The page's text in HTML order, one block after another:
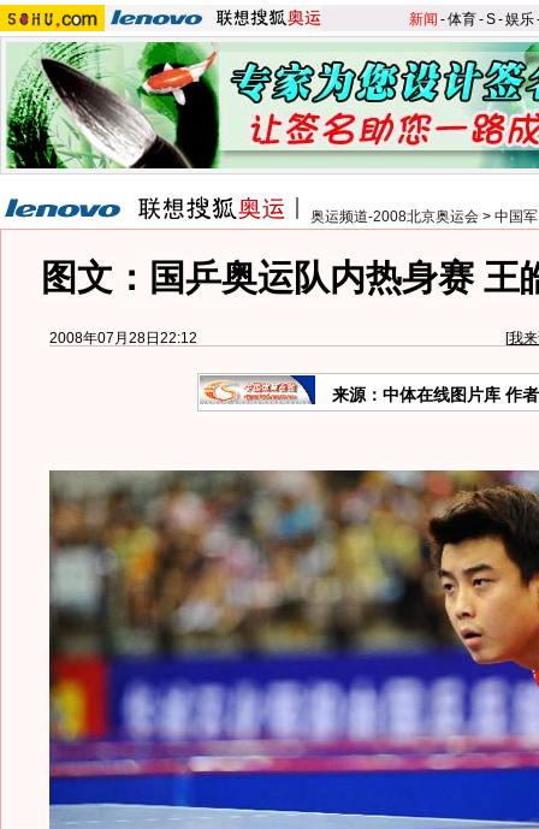
新闻 -体育-S-娱乐
奥运频道-2008北京奥运会 > 中国
图文：国乒奥运队内热身赛 王
2008年07月28日22:12 [我
来源：中体在线图片库 作